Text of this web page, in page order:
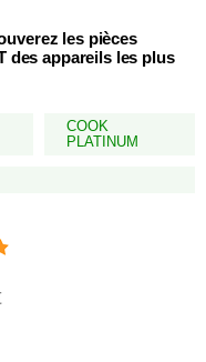
les pièces
des appareils les plus
COOK
PLATINUM